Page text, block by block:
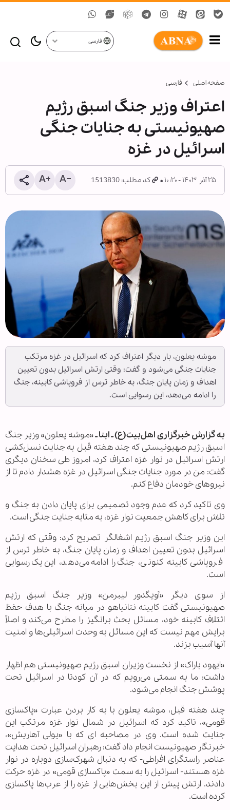
فارسی
صفحه اصلی فارسی
اعتراف وزیر جنگ اسبق رژیم
صهیونیستی به جنایات جنگی
اسرائیل در غزه
۲۵ آذر ۱۴۰۳ - ۱۰:۲۰ کد مطلب: 1513830
موشه یعلون، بار دیگر اعتراف کرد که اسرائیل در غزه مرتکب
جنایات جنگی می‌شود و گفت: وقتی ارتش اسرائیل بدون تعیین
اهداف و زمان پایان جنگ، به خاطر ترس از فروپاشی کابینه، جنگ
را ادامه می‌دهد، این رسوایی است.
به گزارش خبرگزاری اهل‌بیت(ع) ـ ابنا ـ«موشه یعلون» وزیر جنگ
اسبق رژیم صهیونیستی که چند هفته قبل به جنایت نسل‌کشی
ارتش اسرائیل در نوار غزه اعتراف کرد، امروز طی سخنان دیگری
گفت: من در مورد جنایات جنگی اسرائیل در غزه هشدار دادم تا از
نیروهای خودمان دفاع کنم.
وی تاکید کرد که عدم وجود تصمیمی برای پایان دادن به جنگ و
تلاش برای کاهش جمعیت نوار غزه، به مثابه جنایت جنگی است.
این وزیر جنگ اسبق رژیم اشغالگر تصریح کرد: وقتی که ارتش
اسرائیل بدون تعیین اهداف و زمان پایان جنگ، به خاطر ترس از
فروپاشی کابینه کنونی، جنگ را ادامه می‌دهد، این یک رسوایی
است.
از سوی دیگر «آویگدور لیبرمن» وزیر جنگ اسبق رژیم
صهیونیستی گفت کابینه نتانیاهو در میانه جنگ با هدف حفظ
ائتلاف کابینه خود، مسائل بحث برانگیز را مطرح می‌کند و اصلاً
برایش مهم نیست که این مسائل به وحدت اسرائیلی‌ها و امنیت
آنها آسیب بزند.
«ایهود باراک» از نخست وزیران اسبق رژیم صهیونیستی هم اظهار
داشت: ما به سمتی می‌رویم که در آن کودتا در اسرائیل تحت
پوشش جنگ انجام می‌شود.
چند هفته قبل، موشه یعلون با به کار بردن عبارت «پاکسازی
قومی»، تاکید کرد که اسرائیل در شمال نوار غزه مرتکب این
جنایت شده است. وی در مصاحبه ای که با «یولی آهاریش»،
خبرنگار صهیونیست انجام داد گفت: رهبران اسرائیل تحت هدایت
عناصر راستگرای افراطی- که به دنبال شهرک‌سازی دوباره در نوار
غزه هستند- اسرائیل را به سمت «پاکسازی قومی» در غزه حرکت
دادند. ارتش پیش از این بخش‌هایی از غزه را از عرب‌ها پاکسازی
کرده است.